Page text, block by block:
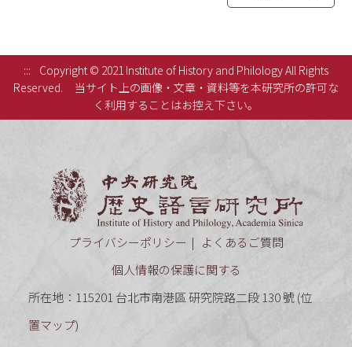
:::
Copyright © 2021 Institute of History and Philology All Rights
Reserved.
当サイト上の画像・文章・資料等を本研究所の許可な
く利用することはお控え下さい。
プライバシーポリシー
よくあるご質問
個人情報の保護に関する
所在地：115201 台北市南港區 研究院路二段 130 號 (位
置マップ)